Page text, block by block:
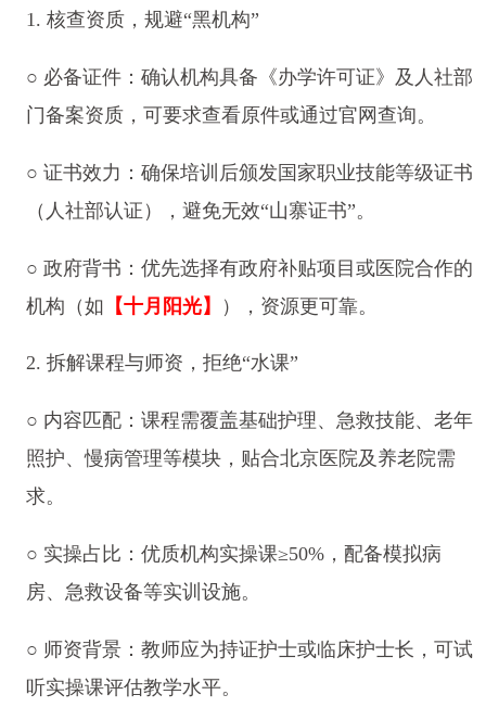
1. 核查资质，规避“黑机构”
○ 必备证件：确认机构具备《办学许可证》及人社部
门备案资质，可要求查看原件或通过官网查询。
○ 证书效力：确保培训后颁发国家职业技能等级证书
（人社部认证），避免无效“山寨证书”。
○ 政府背书：优先选择有政府补贴项目或医院合作的
机构（如 【十月阳光】 ），资源更可靠。
2. 拆解课程与师资，拒绝“水课”
○ 内容匹配：课程需覆盖基础护理、急救技能、老年
照护、慢病管理等模块，贴合北京医院及养老院需
求。
○ 实操占比：优质机构实操课≥50%，配备模拟病
房、急救设备等实训设施。
○ 师资背景：教师应为持证护士或临床护士长，可试
听实操课评估教学水平。